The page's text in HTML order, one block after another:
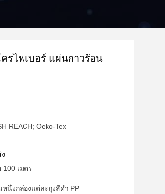
รไฟเบอร์ แผ่นกาวร้อน
REACH; Oeko-Tex
เมตร
หนึ่งกล่องแต่ละถุงสีดำ PP